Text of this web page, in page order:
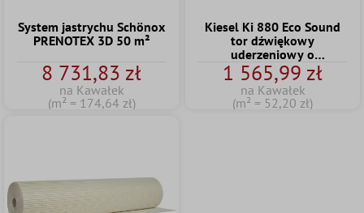
System jastrychu Schönox
PRENOTEX 3D 50 m²
8 731,83 zł
na Kawałek
(m² = 174,64 zł)
Kiesel Ki 880 Eco Sound
tor dźwiękowy
uderzeniowy o
powierzchni 30 m²
1 565,99 zł
na Kawałek
(m² = 52,20 zł)